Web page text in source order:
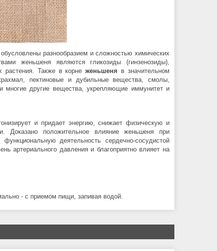
разнообразием и сложностью химических
женьшеня являются гликозиды (гинзенозиды),
растения. Также в корнеженьшеня в значительном
пектиновые и дубильные вещества, смолы,
другие вещества, укрепляющие иммунитет и
и придает энергию, снижает физическую и
Доказано положительное влияние женьшеня при
деятельность сердечно-сосудистой
артериального давления и благоприятно влияет на
- с приемом пищи, запивая водой.